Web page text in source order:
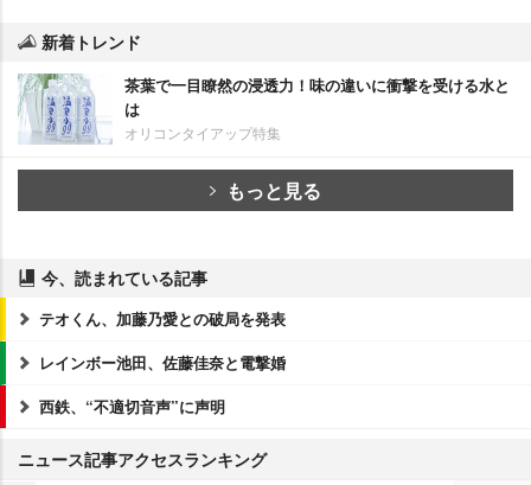
新着トレンド
茶葉で一目瞭然の浸透力！味の違いに衝撃を受ける水と
は
オリコンタイアップ特集
もっと見る
今、読まれている記事
テオくん、加藤乃愛との破局を発表
レインボー池田、佐藤佳奈と電撃婚
西鉄、“不適切音声”に声明
ニュース記事アクセスランキング